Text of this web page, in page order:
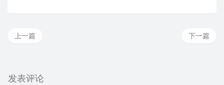
下一篇
上一篇
发表评论